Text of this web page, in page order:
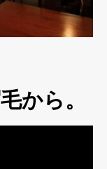
から。